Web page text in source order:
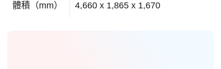
體積（mm） 4,660 x 1,865 x 1,670